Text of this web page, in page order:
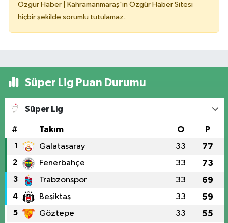
Özgür Haber | Kahramanmaraş'ın Özgür Haber Sitesi
hiçbir şekilde sorumlu tutulamaz.
Süper Lig Puan Durumu
Süper Lig
# Takım O P
1 Galatasaray 33 77
2 Fenerbahçe 33 73
3 Trabzonspor 33 69
4 Beşiktaş 33 59
5 Göztepe 33 55